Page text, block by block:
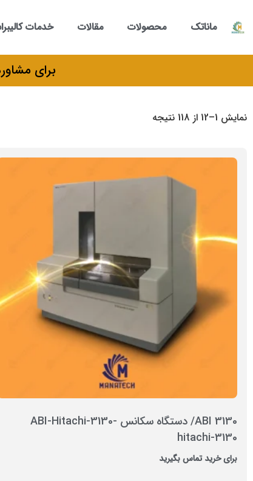
ماناتک محصولات مقالات خدمات
برای مشاوره و خرید
نمایش 1–12 از 118 نتیجه
ABI 3130/ دستگاه سکانس ABI-Hitachi-3130-
hitachi-3130
برای خرید تماس بگیرید